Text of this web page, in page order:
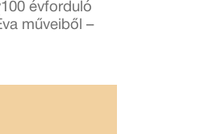
évforduló
műveiből –